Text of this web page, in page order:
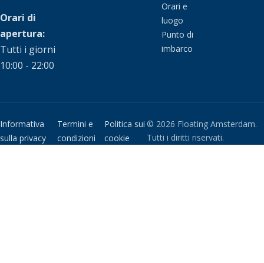
Orari di
apertura:
Tutti i giorni
10:00 - 22:00
Orari e
luogo
Punto di
imbarco
Informativa
sulla privacy
Termini e
condizioni
Politica sui
cookie
© 2026 Floating Amsterdam.
Tutti i diritti riservati.